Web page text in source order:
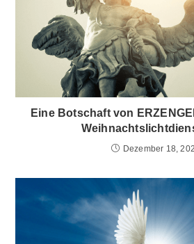
Eine Botschaft von
Dezember 18,